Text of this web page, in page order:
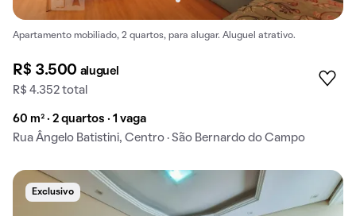
Apartamento mobiliado, 2 quartos, para alugar. Aluguel atrativo.
R$ 3.500 aluguel
R$ 4.352 total
60 m² · 2 quartos · 1 vaga
Rua Ângelo Batistini, Centro · São Bernardo do Campo
Exclusivo